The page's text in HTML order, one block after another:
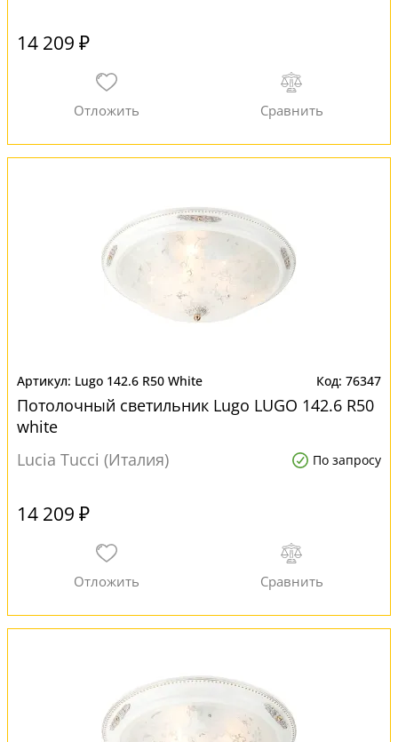
14 209 ₽
Lugo 142.6 R50 White 76347
Потолочный светильник Lugo LUGO 142.6 R50
white
Lucia Tucci (Италия)
По запросу
14 209 ₽